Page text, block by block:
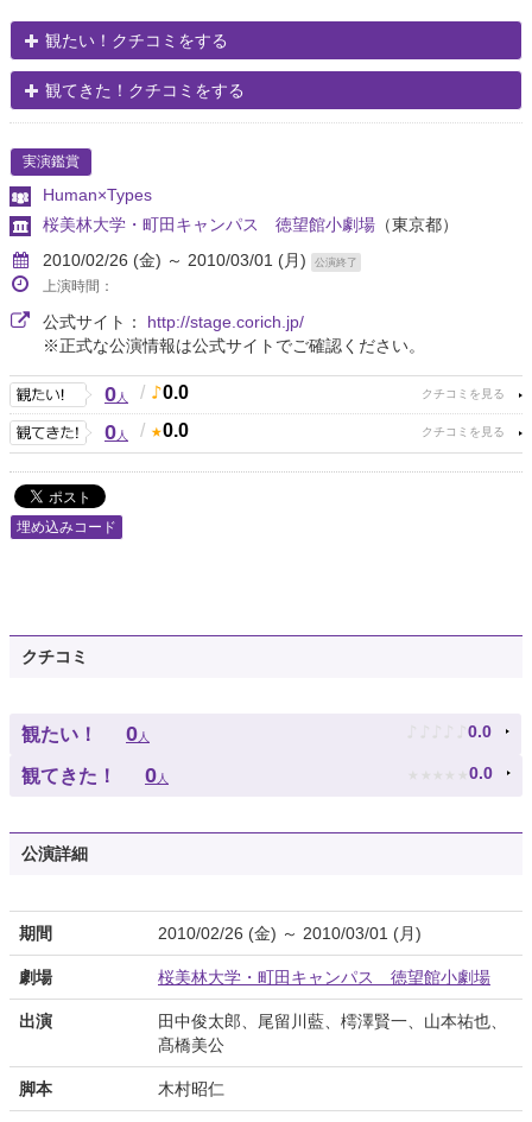
観たい！クチコミをする
観てきた！クチコミをする
実演鑑賞
Human×Types
桜美林大学・町田キャンパス 徳望館小劇場 （東京都）
2010/02/26 (金) ～ 2010/03/01 (月)
公演終了
上演時間：
公式サイト： http://stage.corich.jp/
※正式な公演情報は公式サイトでご確認ください。
0人 / 0.0
0人 / 0.0
埋め込みコード
クチコミ
観たい！ 0人 ♪ ♪ ♪ ♪ ♪ 0.0
観てきた！ 0人 ★ ★ ★ ★ ★ 0.0
公演詳細
期間 2010/02/26 (金) ～ 2010/03/01 (月)
劇場 桜美林大学・町田キャンパス 徳望館小劇場
出演
田中俊太郎、尾留川藍、樗澤賢一、山本祐也、
髙橋美公
脚本 木村昭仁